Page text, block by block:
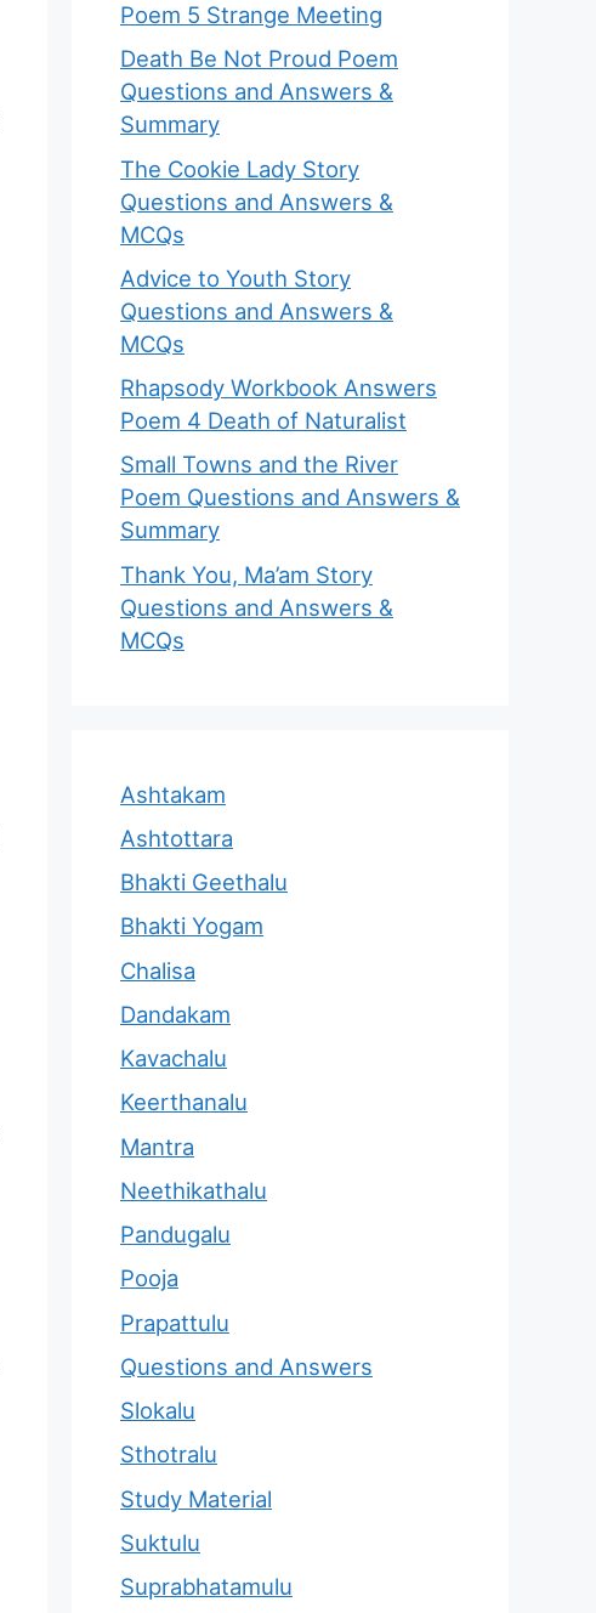
Poem 5 Strange Meeting
Death Be Not Proud Poem
Questions and Answers &
Summary
The Cookie Lady Story
Questions and Answers &
MCQs
Advice to Youth Story
Questions and Answers &
MCQs
Rhapsody Workbook Answers
Poem 4 Death of Naturalist
Small Towns and the River
Poem Questions and Answers &
Summary
Thank You, Ma’am Story
Questions and Answers &
MCQs
Ashtakam
Ashtottara
Bhakti Geethalu
Bhakti Yogam
Chalisa
Dandakam
Kavachalu
Keerthanalu
Mantra
Neethikathalu
Pandugalu
Pooja
Prapattulu
Questions and Answers
Slokalu
Sthotralu
Study Material
Suktulu
Suprabhatamulu